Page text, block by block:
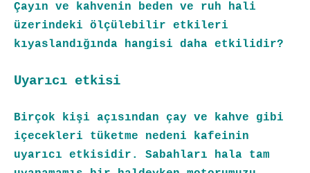
Çayın ve kahvenin beden ve ruh hali
üzerindeki ölçülebilir etkileri
kıyaslandığında hangisi daha etkilidir?
Uyarıcı etkisi
Birçok kişi açısından çay ve kahve gibi
içecekleri tüketme nedeni kafeinin
uyarıcı etkisidir. Sabahları hala tam